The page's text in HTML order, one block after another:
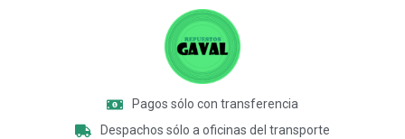
Pagos sólo con transferencia
Despachos sólo a oficinas del transporte